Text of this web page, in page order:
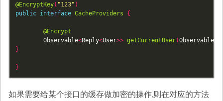
@EncryptKey( "123" )
public interface CacheProviders {
@Encrypt
Observable<Reply<User>> getCurrentUser(Observable
}
}
如果需要给某个接口的缓存做加密的操作,则在对应的方法